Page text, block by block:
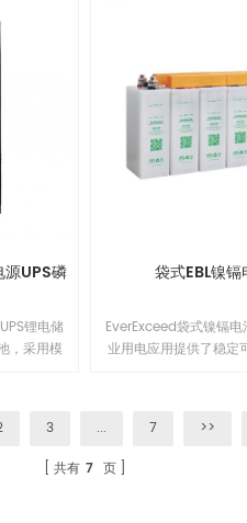
性能保
于数据
应用场
品质设计，此设备的重
采用高强度漆包线，耐
缘等级，功率部件采用
率饼式可控硅原件。产
运行稳定可靠。 uXcel
有恒流，恒压，恒压限
版本的支持远程监控功
UPS磷
锂电储
，采用模
特点。
统、数据
能等需要
袋式EBL镍
EverExceed袋式镍镉
业用电应用提供了稳定
这确保了在长达 20 年
使用寿命期间，总拥有
3 ... 7 >>
共有 7 页